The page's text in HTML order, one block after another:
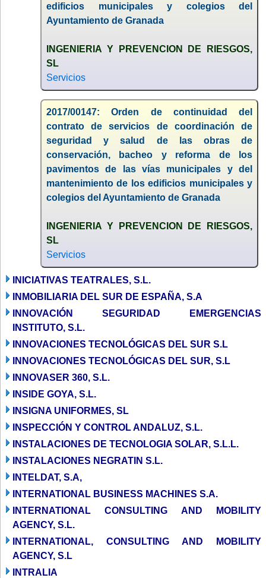
edificios municipales y colegios del
Ayuntamiento de Granada
INGENIERIA Y PREVENCION DE RIESGOS,
SL
Servicios
2017/00147: Orden de continuidad del
contrato de servicios de coordinación de
seguridad y salud de las obras de
conservación, bacheo y reforma de los
pavimentos de las vías municipales y del
mantenimiento de los edificios municipales y
colegios del Ayuntamiento de Granada
INGENIERIA Y PREVENCION DE RIESGOS,
SL
Servicios
INICIATIVAS TEATRALES, S.L.
INMOBILIARIA DEL SUR DE ESPAÑA, S.A
INNOVACIÓN SEGURIDAD EMERGENCIAS
INSTITUTO, S.L.
INNOVACIONES TECNOLÓGICAS DEL SUR S.L
INNOVACIONES TECNOLÓGICAS DEL SUR, S.L
INNOVASER 360, S.L.
INSIDE GOYA, S.L.
INSIGNA UNIFORMES, SL
INSPECCIÓN Y CONTROL ANDALUZ, S.L.
INSTALACIONES DE TECNOLOGIA SOLAR, S.L.L.
INSTALACIONES NEGRATIN S.L.
INTELDAT, S.A,
INTERNATIONAL BUSINESS MACHINES S.A.
INTERNATIONAL CONSULTING AND MOBILITY
AGENCY, S.L.
INTERNATIONAL, CONSULTING AND MOBILITY
AGENCY, S.L
INTRALIA